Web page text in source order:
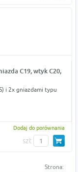
C19, wtyk C20,
i 2x gniazdami typu
Dodaj do porównania
szt
Strona: